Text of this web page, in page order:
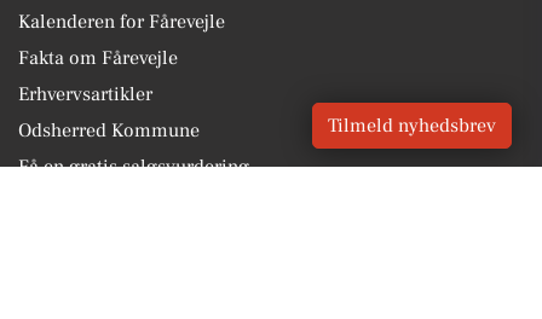
Kalenderen for Fårevejle
Fakta om Fårevejle
Erhvervsartikler
Odsherred Kommune
Få en gratis salgsvurdering
Tilmeld nyhedsbrev